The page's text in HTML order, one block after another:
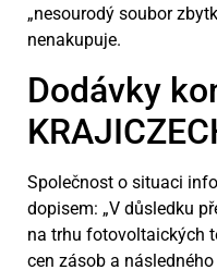
„nesourodý soubor
nenakupuje.
Dodávky
Společnost o situaci
dopisem: „V důsledku
na trhu fotovoltaických
cen zásob a